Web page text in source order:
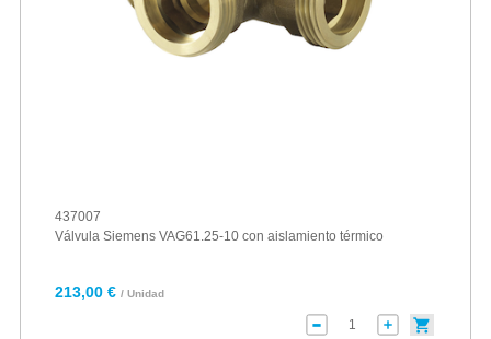
437007
Válvula Siemens VAG61.25-10 con aislamiento térmico
213,00 € / Unidad